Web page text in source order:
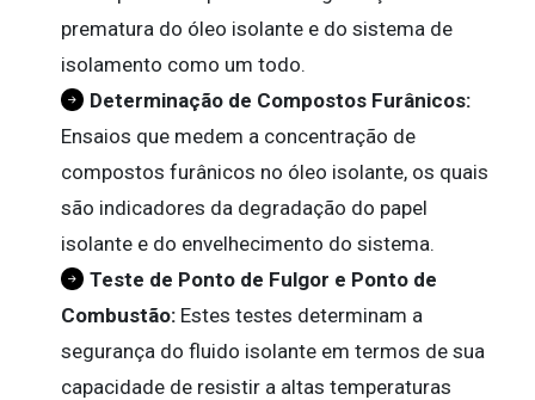
prematura do óleo isolante e do sistema de
isolamento como um todo.
Determinação de Compostos Furânicos:
Ensaios que medem a concentração de
compostos furânicos no óleo isolante, os quais
são indicadores da degradação do papel
isolante e do envelhecimento do sistema.
Teste de Ponto de Fulgor e Ponto de
Combustão: Estes testes determinam a
segurança do fluido isolante em termos de sua
capacidade de resistir a altas temperaturas